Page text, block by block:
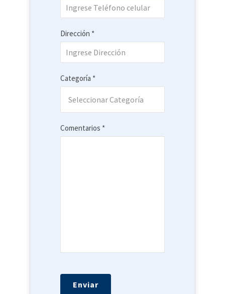
Dirección *
Categoría *
Comentarios *
deja